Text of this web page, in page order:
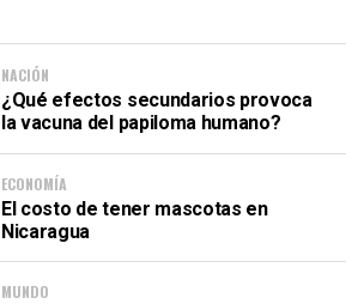
NACIÓN
¿Qué efectos secundarios provoca
la vacuna del papiloma humano?
ECONOMÍA
El costo de tener mascotas en
Nicaragua
MUNDO